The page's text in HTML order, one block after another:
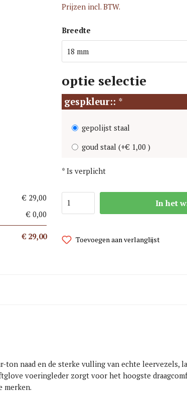
MoonSwatch Horlogebanden
Omega Horlogebanden
Panerai Horlogebanden
Paul Hewitt Horlogebanden
€ 29,00
€ 0,00
€ 29,00
Prijzen incl. BTW.
Breedte
optie selectie
gespkleur:: *
gepolijst staal
goud staal(+€ 1,00 )
* Is verplicht
In het
Toevoegen aan verlanglijst
ton naad en de sterke vulling van echte leervezels,
voeringleder zorgt voor het hoogste
merken.